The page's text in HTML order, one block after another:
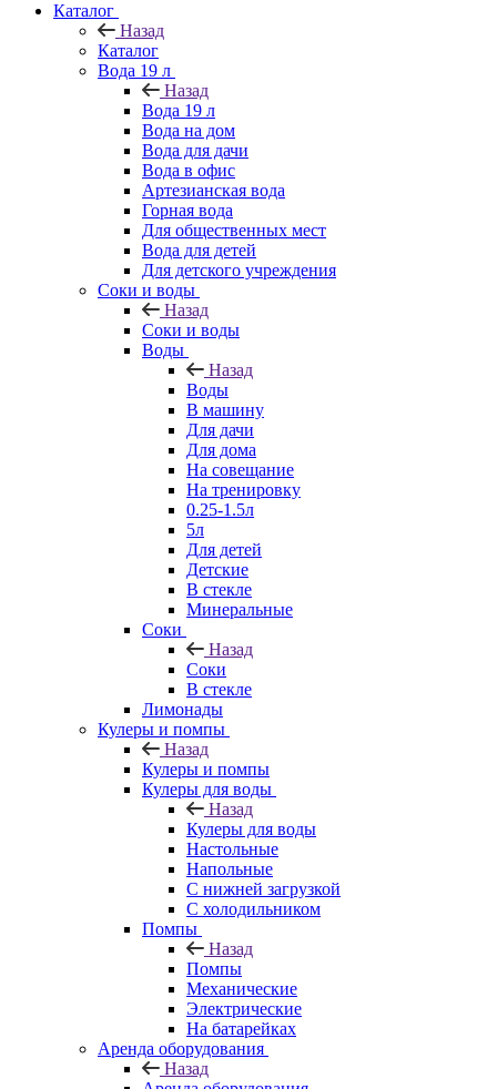
Каталог
Назад
Каталог
Вода 19 л
Назад
Вода 19 л
Вода на дом
Вода для дачи
Вода в офис
Артезианская вода
Горная вода
Для общественных мест
Вода для детей
Для детского учреждения
Соки и воды
Назад
Соки и воды
Воды
Назад
Воды
В машину
Для дачи
Для дома
На совещание
На тренировку
0.25-1.5л
5л
Для детей
Детские
В стекле
Минеральные
Соки
Назад
Соки
В стекле
Лимонады
Кулеры и помпы
Назад
Кулеры и помпы
Кулеры для воды
Назад
Кулеры для воды
Настольные
Напольные
С нижней загрузкой
С холодильником
Помпы
Назад
Помпы
Механические
Электрические
На батарейках
Аренда оборудования
Назад